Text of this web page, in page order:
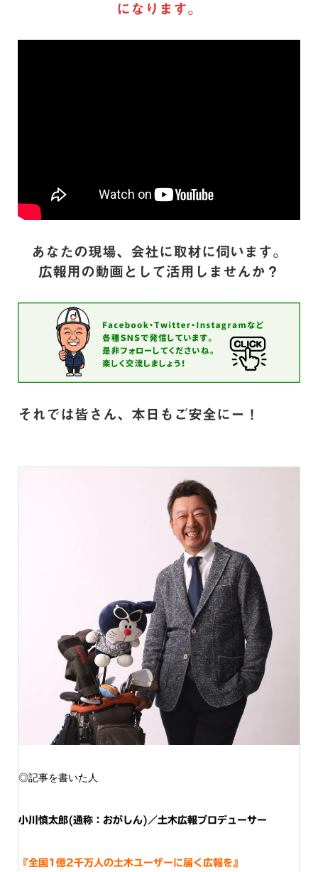
になります。
あなたの現場、会社に取材に伺います。
広報用の動画として活用しませんか？
それでは皆さん、本日もご安全にー！
◎記事を書いた人
小川慎太郎(通称：おがしん)／土木広報プロデューサー
『全国1億2千万人の土木ユーザーに届く広報を』